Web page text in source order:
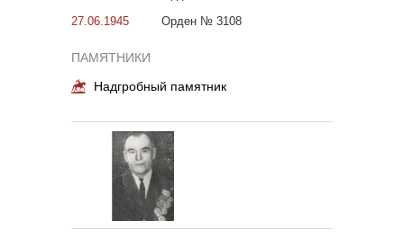
27.06.1945
Орден № 3108
ПАМЯТНИКИ
Надгробный памятник